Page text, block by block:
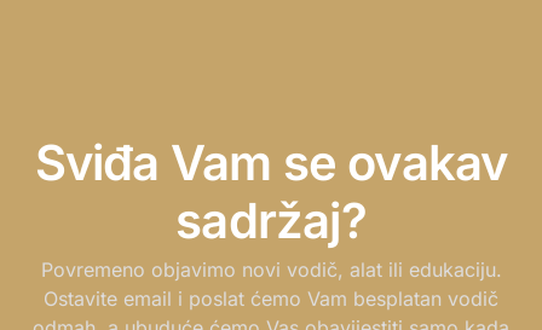
Sviđa Vam se ovakav
sadržaj?
Povremeno objavimo novi vodič, alat ili edukaciju.
Ostavite email i poslat ćemo Vam besplatan vodič